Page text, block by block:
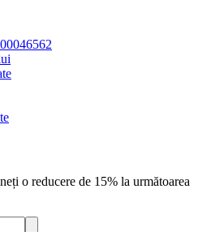
o reducere de 15% la următoarea